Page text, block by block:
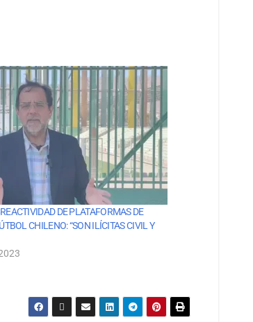
DE PLATAFORMAS DE
CHILENO: “SON ILÍCITAS CIVIL Y